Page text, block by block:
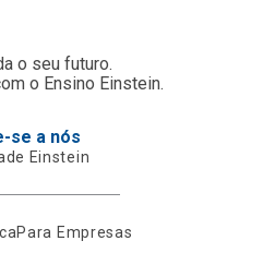
o seu futuro.
o Ensino Einstein.
se a nós
Einstein
Para Empresas